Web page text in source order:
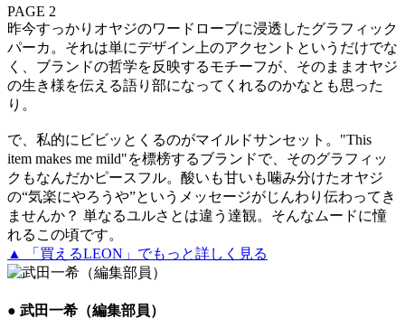
PAGE 2
昨今すっかりオヤジのワードローブに浸透したグラフィック
パーカ。それは単にデザイン上のアクセントというだけでな
く、ブランドの哲学を反映するモチーフが、そのままオヤジ
の生き様を伝える語り部になってくれるのかなとも思った
り。
で、私的にビビッとくるのがマイルドサンセット。"This
item makes me mild"を標榜するブランドで、そのグラフィッ
クもなんだかピースフル。酸いも甘いも噛み分けたオヤジ
の“気楽にやろうや”というメッセージがじんわり伝わってき
ませんか？ 単なるユルさとは違う達観。そんなムードに憧
れるこの頃です。
▲ 「買えるLEON」でもっと詳しく見る
● 武田一希（編集部員）